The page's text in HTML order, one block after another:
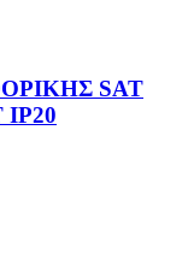
SAT